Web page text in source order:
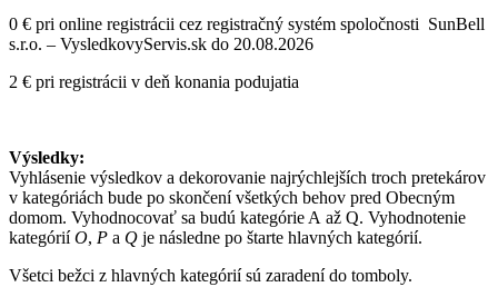
0 € pri online registrácii cez registračný systém spoločnosti SunBell
s.r.o. – VysledkovyServis.sk do 20.08.2026
2 € pri registrácii v deň konania podujatia
Výsledky:
Vyhlásenie výsledkov a dekorovanie najrýchlejších troch pretekárov
v kategóriách bude po skončení všetkých behov pred Obecným
domom. Vyhodnocovať sa budú kategórie A až Q. Vyhodnotenie
kategóriíO, P a Q je následne po štarte hlavných kategórií.
Všetci bežci z hlavných kategórií sú zaradení do tomboly.